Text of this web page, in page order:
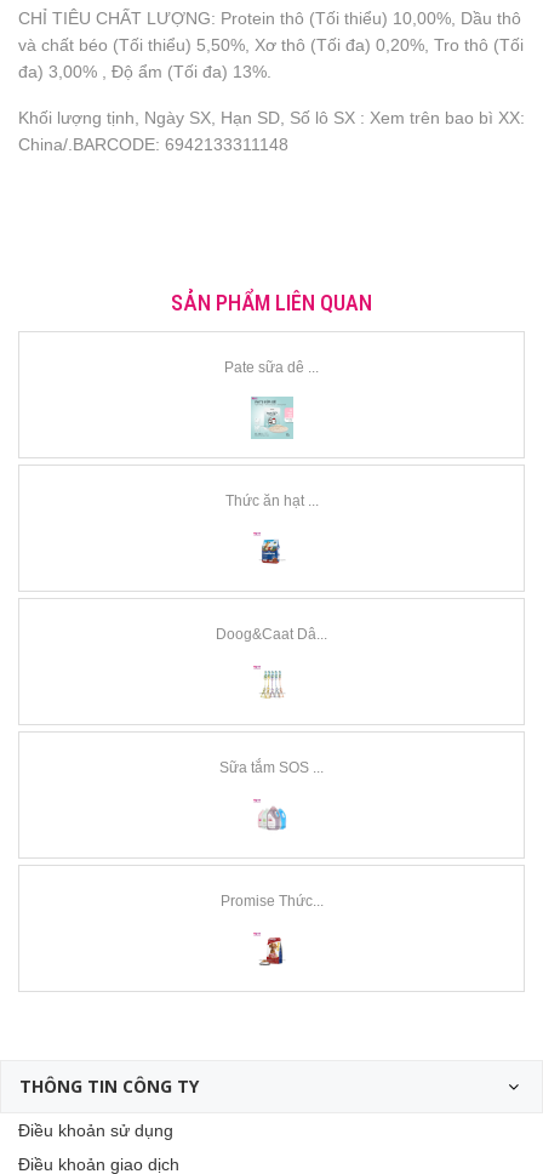
CHỈ TIÊU CHẤT LƯỢNG: Protein thô (Tối thiểu) 10,00%, Dầu thô
và chất béo (Tối thiểu) 5,50%, Xơ thô (Tối đa) 0,20%, Tro thô (Tối
đa) 3,00% , Độ ẩm (Tối đa) 13%.
Khối lượng tịnh, Ngày SX, Hạn SD, Số lô SX : Xem trên bao bì XX:
China/.BARCODE: 6942133311148
SẢN PHẨM LIÊN QUAN
Pate sữa dê ...
Thức ăn hạt ...
Doog&Caat Dâ...
Sữa tắm SOS ...
Promise Thức...
THÔNG TIN CÔNG TY
Điều khoản sử dụng
Điều khoản giao dịch